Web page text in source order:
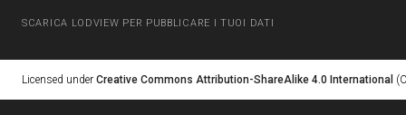
SCARICA LODVIEW PER PUBBLICARE I TUOI DATI
Licensed under Creative Commons Attribution-ShareAlike 4.0 International